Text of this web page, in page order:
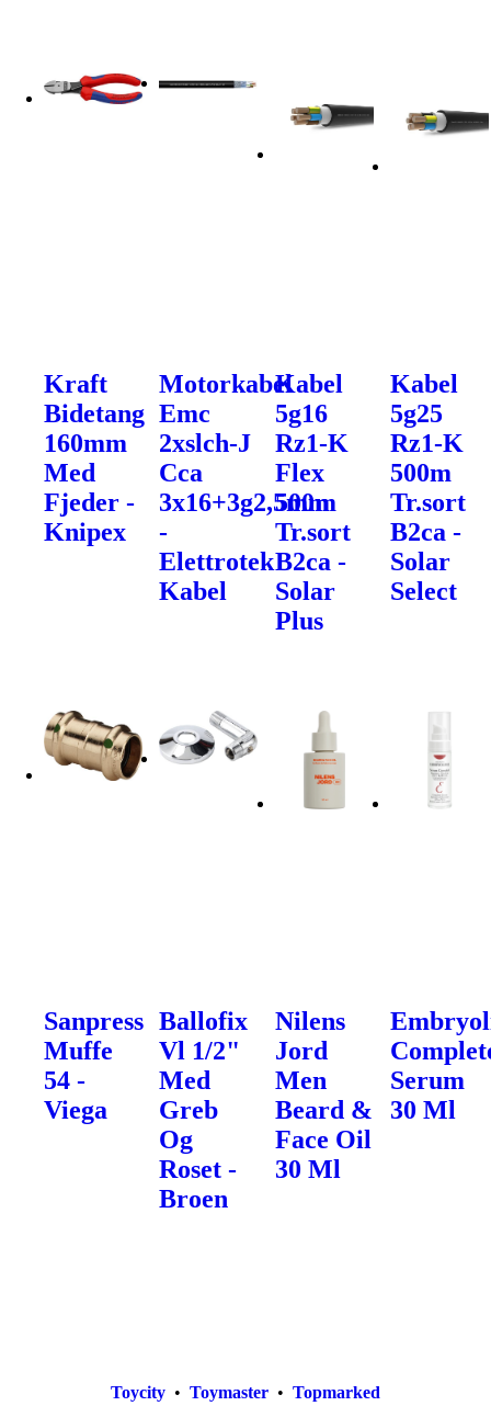
Kraft
Bidetang
160mm
Med
Fjeder -
Knipex
Motorkabel
Emc
2xslch-J
Cca
3x16+3g2,5mm
-
Elettrotek
Kabel
Kabel
5g16
Rz1-K
Flex
500m
Tr.sort
B2ca -
Solar
Plus
Kabel
5g25
Rz1-K
500m
Tr.sort
B2ca -
Solar
Select
Sanpress
Muffe
54 -
Viega
Ballofix
Vl 1/2"
Med
Greb
Og
Roset -
Broen
Nilens
Jord
Men
Beard &
Face Oil
30 Ml
Serum
30 Ml
Toycity• Toymaster• Topmarked